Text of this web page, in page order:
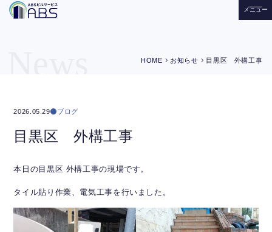
メニュー
HOME chevron_right お知らせ chevron_right 目黒区 外構工事
2026.05.29 ブログ
目黒区 外構工事
本日の目黒区 外構工事の現場です。
タイル貼り作業、電気工事を行いました。